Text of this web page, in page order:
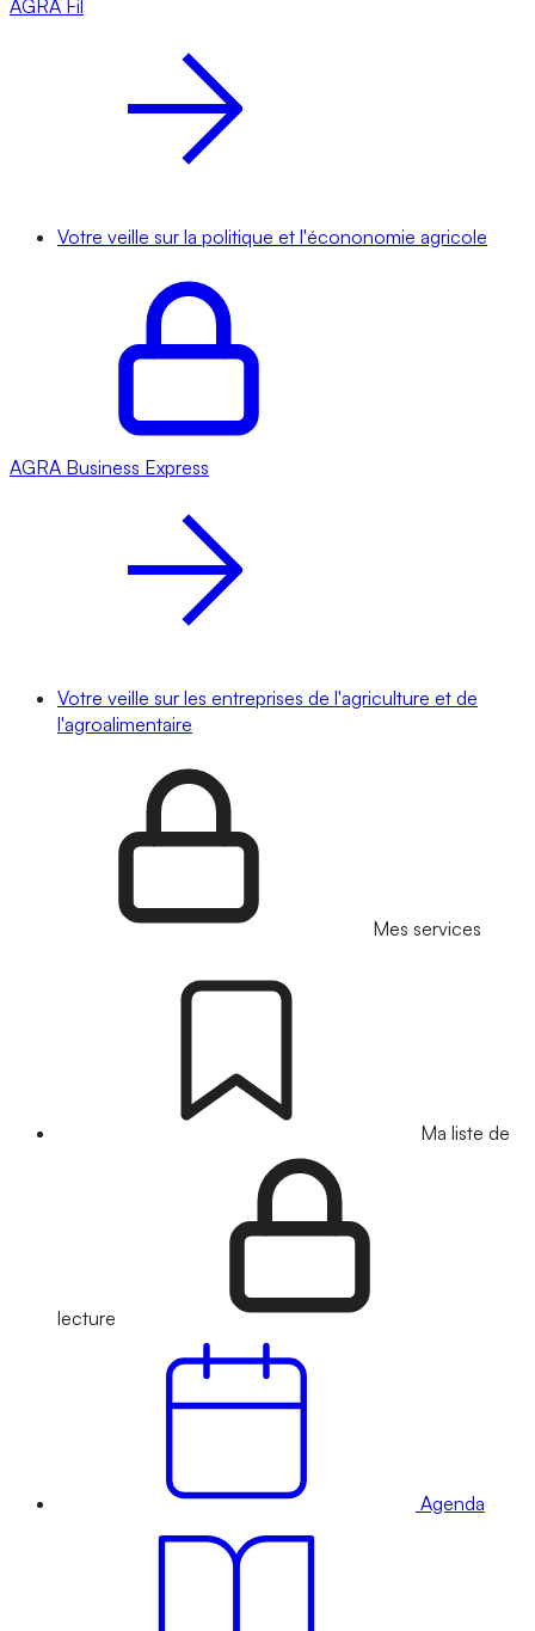
AGRA Fil
Votre veille sur la politique et l'écononomie agricole
AGRA Business Express
Votre veille sur les entreprises de l'agriculture et de
l'agroalimentaire
Mes services
Ma liste de
lecture
Agenda